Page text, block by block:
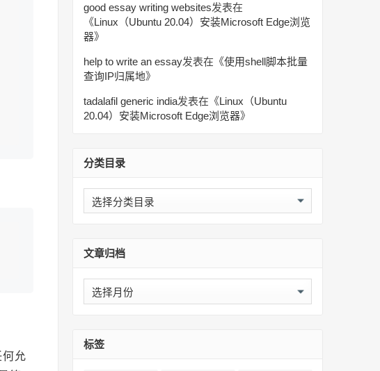
何允
good essay writing websites发表在
《Linux（Ubuntu 20.04）安装Microsoft Edge浏览
器》
help to write an essay发表在《使用shell脚本批量
查询IP归属地》
tadalafil generic india发表在《Linux（Ubuntu
20.04）安装Microsoft Edge浏览器》
分类目录
分
类
文章归档
文
章
标签